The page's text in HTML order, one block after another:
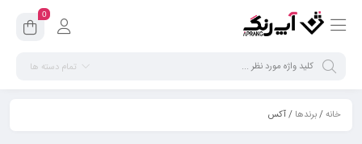
0
تمام دسته ها
خانه/برندها / آکس